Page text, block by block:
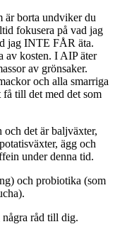
är borta undviker du
fokusera på vad jag
jag INTE FÅR äta.
av kosten. I AIP äter
av grönsaker.
och alla smarriga
till det med det som
och det är baljväxter,
ägg och
under denna tid.
och probiotika (som
råd till dig.